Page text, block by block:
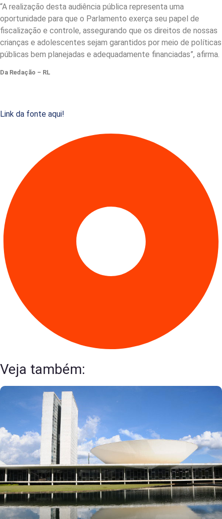
“A realização desta audiência pública representa uma
oportunidade para que o Parlamento exerça seu papel de
fiscalização e controle, assegurando que os direitos de nossas
crianças e adolescentes sejam garantidos por meio de políticas
públicas bem planejadas e adequadamente financiadas”, afirma.
Da Redação – RL
Link da fonte aqui!
Veja também: